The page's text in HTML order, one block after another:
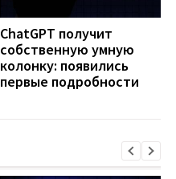
ChatGPT получит
собственную умную
колонку: появились
первые подробности